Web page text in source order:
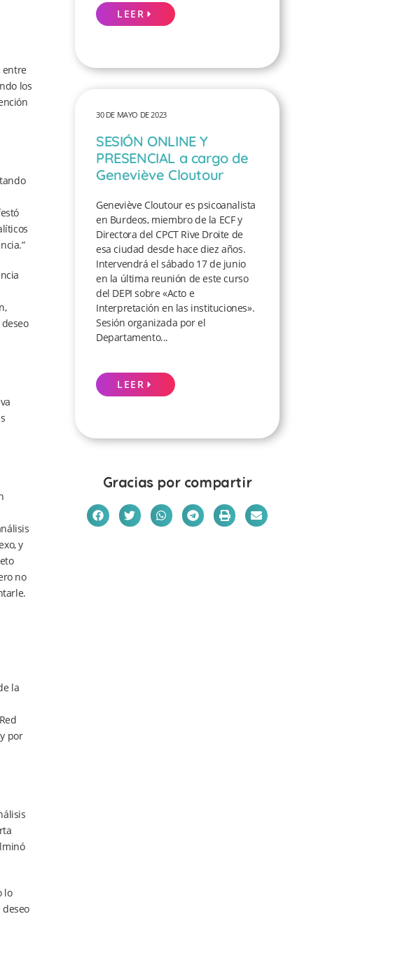
entre
los
y
no
la
por
lo
LEER
30 DE MAYO DE 2023
SESIÓN ONLINE Y
PRESENCIAL a cargo de
Geneviève Cloutour
Geneviève Cloutour es psicoanalista
en Burdeos, miembro de la ECF y
Directora del CPCT Rive Droite de
esa ciudad desde hace diez años.
Intervendrá el sábado 17 de junio
en la última reunión de este curso
del DEPI sobre «Acto e
Interpretación en las instituciones».
Sesión organizada por el
Departamento...
LEER
Gracias por compartir